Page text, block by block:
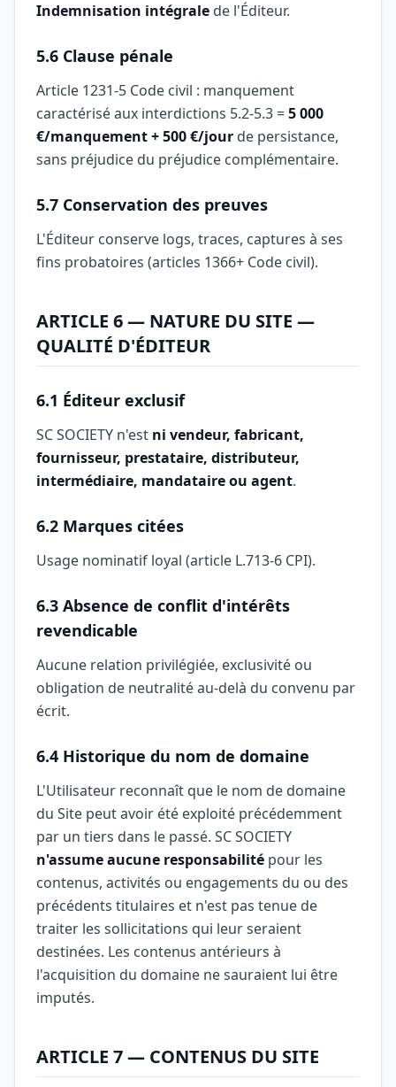
Indemnisation intégrale de l'Éditeur.
5.6 Clause pénale
Article 1231-5 Code civil : manquement
caractérisé aux interdictions 5.2-5.3 =5 000
€/manquement + 500 €/jour de persistance,
sans préjudice du préjudice complémentaire.
5.7 Conservation des preuves
L'Éditeur conserve logs, traces, captures à ses
fins probatoires (articles 1366+ Code civil).
ARTICLE 6 — NATURE DU SITE —
QUALITÉ D'ÉDITEUR
6.1 Éditeur exclusif
SC SOCIETY n'est ni vendeur, fabricant,
fournisseur, prestataire, distributeur,
intermédiaire, mandataire ou agent.
6.2 Marques citées
Usage nominatif loyal (article L.713-6 CPI).
6.3 Absence de conflit d'intérêts
revendicable
Aucune relation privilégiée, exclusivité ou
obligation de neutralité au-delà du convenu par
écrit.
6.4 Historique du nom de domaine
L'Utilisateur reconnaît que le nom de domaine
du Site peut avoir été exploité précédemment
par un tiers dans le passé. SC SOCIETY
n'assume aucune responsabilité pour les
contenus, activités ou engagements du ou des
précédents titulaires et n'est pas tenue de
traiter les sollicitations qui leur seraient
destinées. Les contenus antérieurs à
l'acquisition du domaine ne sauraient lui être
imputés.
ARTICLE 7 — CONTENUS DU SITE